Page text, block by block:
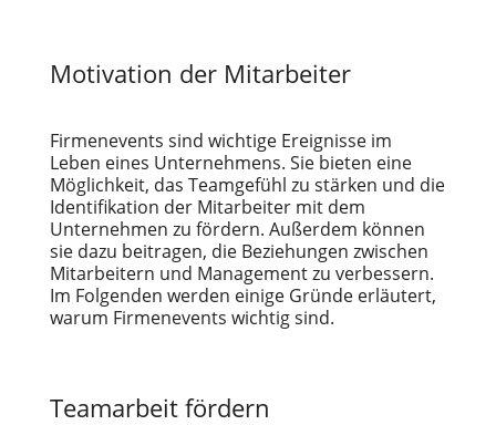
Motivation der Mitarbeiter
Firmenevents sind wichtige Ereignisse im
Leben eines Unternehmens. Sie bieten eine
Möglichkeit, das Teamgefühl zu stärken und die
Identifikation der Mitarbeiter mit dem
Unternehmen zu fördern. Außerdem können
sie dazu beitragen, die Beziehungen zwischen
Mitarbeitern und Management zu verbessern.
Im Folgenden werden einige Gründe erläutert,
warum Firmenevents wichtig sind.
Teamarbeit fördern